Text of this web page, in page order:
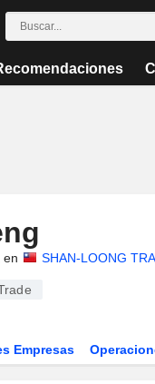
en SHAN-LOONG
Empresas